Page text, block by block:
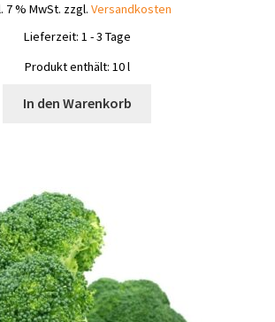
7 % MwSt. zzgl. Versandkosten
Lieferzeit: 1 - 3 Tage
Produkt enthält: 10l
In den Warenkorb